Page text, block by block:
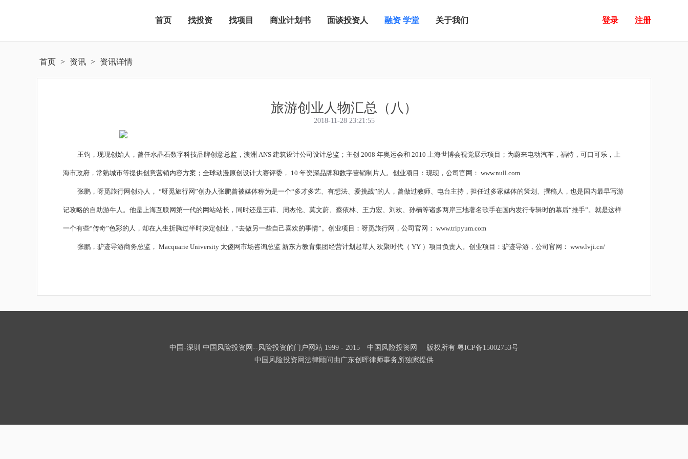
首页 找投资 找项目 商业计划书 面谈投资人 融资 学堂 关于我们 登录 注册
首页 > 资讯 > 资讯详情
旅游创业人物汇总（八）
2018-11-28 23:21:55
王钧，现现创始人，曾任水晶石数字科技品牌创意总监，澳洲 ANS 建筑设计公司设计总监；主创 2008 年奥运会和 2010 上海世博会视觉展示项目；为蔚来电动汽车，福特，可口可乐，上
海市政府，常熟城市等提供创意营销内容方案；全球动漫原创设计大赛评委， 10 年资深品牌和数字营销制片人。创业项目：现现，公司官网： www.null.com
张鹏，呀觅旅行网创办人， “呀觅旅行网”创办人张鹏曾被媒体称为是一个“多才多艺、有想法、爱挑战”的人，曾做过教师、电台主持，担任过多家媒体的策划、撰稿人，也是国内最早写游
记攻略的自助游牛人。他是上海互联网第一代的网站站长，同时还是王菲、周杰伦、莫文蔚、蔡依林、王力宏、刘欢、孙楠等诸多两岸三地著名歌手在国内发行专辑时的幕后“推手”。就是这样
一个有些“传奇”色彩的人，却在人生折腾过半时决定创业，“去做另一些自己喜欢的事情”。创业项目：呀觅旅行网，公司官网： www.tripyum.com
张鹏，驴迹导游商务总监， Macquarie University 太傻网市场咨询总监 新东方教育集团经营计划起草人 欢聚时代（ YY ）项目负责人。创业项目：驴迹导游，公司官网： www.lvji.cn/
中国-深圳 中国风险投资网--风险投资的门户网站 1999 - 2015 中国风险投资网 版权所有 粤ICP备15002753号
中国风险投资网法律顾问由广东创晖律师事务所独家提供